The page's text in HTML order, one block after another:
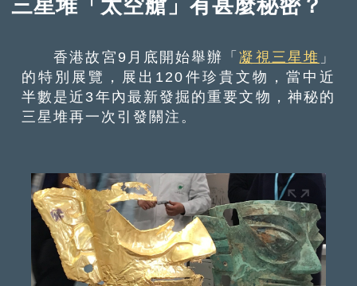
三星堆「太空艙」有甚麼秘密？
香港故宮9月底開始舉辦「凝視三星堆 」
的特別展覽，展出120件珍貴文物，當中近
半數是近3年內最新發掘的重要文物，神秘的
三星堆再一次引發關注。